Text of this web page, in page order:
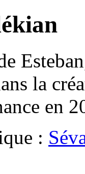
la
en
: